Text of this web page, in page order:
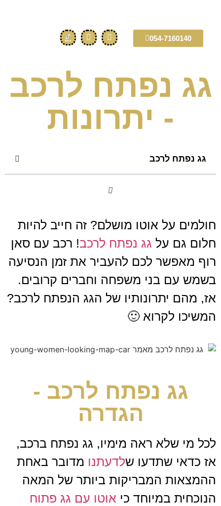
054-7160140
גג נפתח לרכב
- יתרונות
גג נפתח לרכב
חולמים על אוטו מושלם? זה חייב להיות
חלום גם על גג נפתח לרכב! רכב עם סאן
רוף מאפשר לכם להעביר את זמן הנסיעה
בשמש עם בני משפחה וחברים קרובים.
אז, מהם יתרונותיו של הגג הנפתח לרכב?
המשיכו לקרוא 🙂
גג נפתח לרכב -
הגדרה
לכל מי שלא ראה מימיו, גג נפתח ברכב,
אז כדאי שתדעו שלדעתנו מדובר באחת
ההמצאות המבריקות ביותר של המאה
הנוכחית במיוחד כי אוטו עם גג פתוח